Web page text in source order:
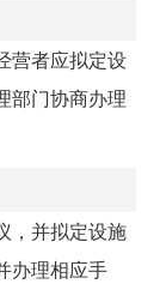
营者应拟定设
部门协商办理
，并拟定设施
办理相应手